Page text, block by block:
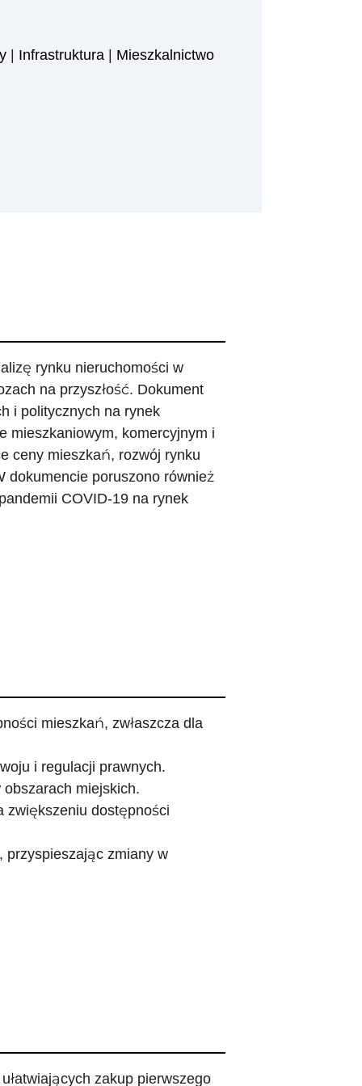
| Infrastruktura| Mieszkalnictwo
rynku nieruchomości w
na przyszłość. Dokument
i politycznych na rynek
mieszkaniowym, komercyjnym i
ceny mieszkań, rozwój rynku
dokumencie poruszono również
COVID-19 na rynek
mieszkań, zwłaszcza dla
i regulacji prawnych.
miejskich.
zwiększeniu dostępności
przyspieszając zmiany w
zakup pierwszego